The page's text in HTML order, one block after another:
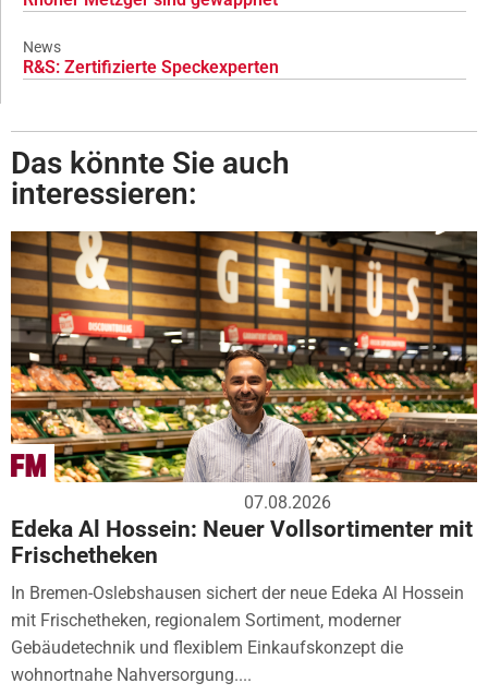
News
R&S: Zertifizierte Speckexperten
Das könnte Sie auch
interessieren:
07.08.2026
Edeka Al Hossein: Neuer Vollsortimenter mit
Frischetheken
In Bremen-Oslebshausen sichert der neue Edeka Al Hossein
mit Frischetheken, regionalem Sortiment, moderner
Gebäudetechnik und flexiblem Einkaufskonzept die
wohnortnahe Nahversorgung....